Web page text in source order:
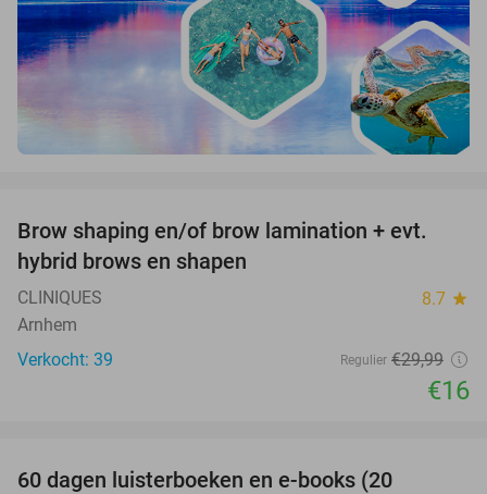
47%
Brow shaping en/of brow lamination + evt.
hybrid brows en shapen
CLINIQUES 8.7 star
Arnhem
Verkocht: 39
Regulier €29,99
€16
60 dagen luisterboeken en e-books (20